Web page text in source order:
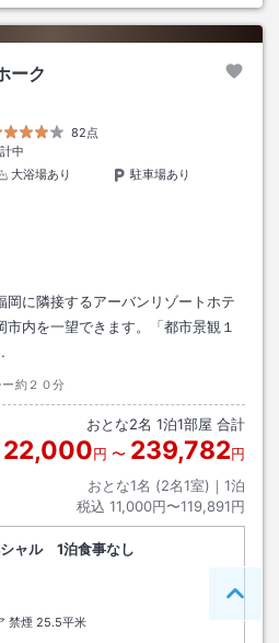
ーク
82点
中
大浴場あり
駐車場あり
岡に隣接するアーバンリゾートホテ
内を一望できます。「都市景観１
約２０分
おとな2名 1泊1部屋 合計
22,000円 〜 239,782円
おとな1名 (2名1室)｜ 1泊
税込 11,000円〜119,891円
シャル 1泊食事なし
禁煙 25.5平米
ペー